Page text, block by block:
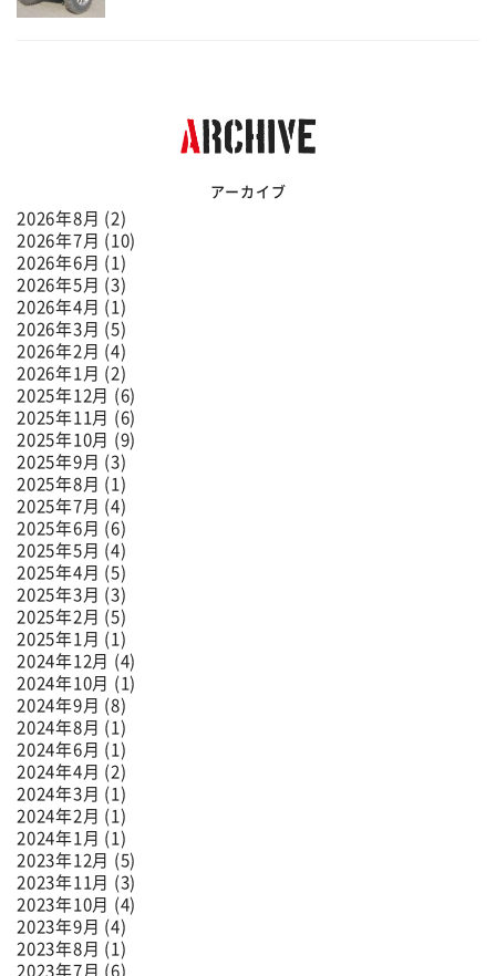
アーカイブ
2026年8月 (2)
2026年7月 (10)
2026年6月 (1)
2026年5月 (3)
2026年4月 (1)
2026年3月 (5)
2026年2月 (4)
2026年1月 (2)
2025年12月 (6)
2025年11月 (6)
2025年10月 (9)
2025年9月 (3)
2025年8月 (1)
2025年7月 (4)
2025年6月 (6)
2025年5月 (4)
2025年4月 (5)
2025年3月 (3)
2025年2月 (5)
2025年1月 (1)
2024年12月 (4)
2024年10月 (1)
2024年9月 (8)
2024年8月 (1)
2024年6月 (1)
2024年4月 (2)
2024年3月 (1)
2024年2月 (1)
2024年1月 (1)
2023年12月 (5)
2023年11月 (3)
2023年10月 (4)
2023年9月 (4)
2023年8月 (1)
2023年7月 (6)